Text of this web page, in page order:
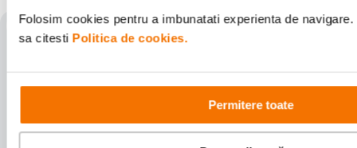
Folosim cookies pentru a imbunatati experienta de
sa citesti Politica de cookies.
Permitere toate
Resigilat -30%: cod RS30